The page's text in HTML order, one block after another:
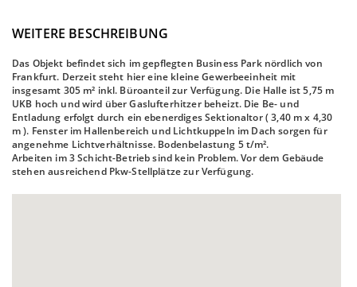
WEITERE BESCHREIBUNG
Das Objekt befindet sich im gepflegten Business Park nördlich von
Frankfurt. Derzeit steht hier eine kleine Gewerbeeinheit mit
insgesamt 305 m² inkl. Büroanteil zur Verfügung. Die Halle ist 5,75 m
UKB hoch und wird über Gaslufterhitzer beheizt. Die Be- und
Entladung erfolgt durch ein ebenerdiges Sektionaltor ( 3,40 m x 4,30
m ). Fenster im Hallenbereich und Lichtkuppeln im Dach sorgen für
angenehme Lichtverhältnisse. Bodenbelastung 5 t/m².
Arbeiten im 3 Schicht-Betrieb sind kein Problem. Vor dem Gebäude
stehen ausreichend Pkw-Stellplätze zur Verfügung.